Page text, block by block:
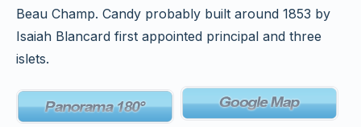
Beau Champ. Candy probably built around 1853 by
Isaiah Blancard first appointed principal and three
islets.